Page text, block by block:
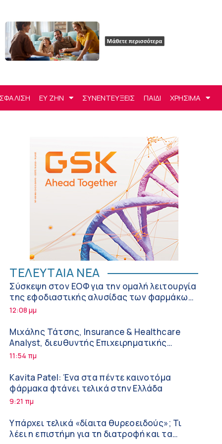
ΕΥ ΖΗΝ ΣΥΝΕΝΤΕΥΞΕΙΣ ΠΑΙΔΙ ΧΡΗΣΙΜΑ
ΤΕΛΕΥΤΑΙΑ ΝΕΑ
Σύσκεψη στον ΕΟΦ για την ομαλή λειτουργία
της εφοδιαστικής αλυσίδας των φαρμάκων
στη διάρκεια του καλοκαιριού
12:08 μμ
Μιχάλης Τάτσης, Insurance & Healthcare
Analyst, διευθυντής Επιχειρηματικής
Ανάπτυξης Ομίλου HHG
11:54 πμ
Kavita Patel: Ένα στα πέντε καινοτόμα
φάρμακα φτάνει τελικά στην Ελλάδα
9:21 πμ
Υπάρχει τελικά «δίαιτα θυρεοειδούς»; Τι
λέει η επιστήμη για τη διατροφή και τα